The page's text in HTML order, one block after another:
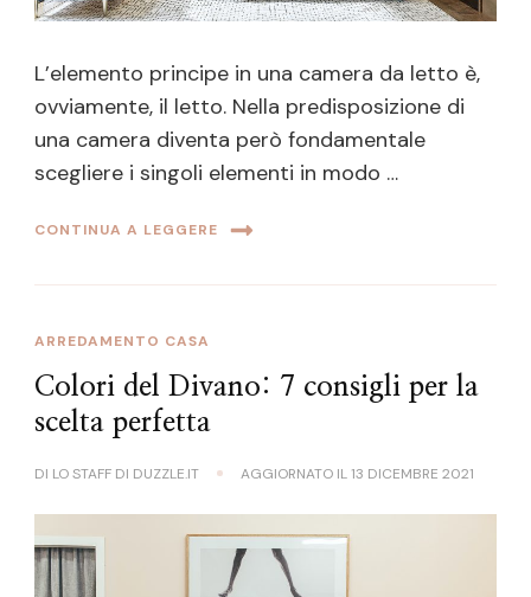
L’elemento principe in una camera da letto è,
ovviamente, il letto. Nella predisposizione di
una camera diventa però fondamentale
scegliere i singoli elementi in modo …
CONTINUA A LEGGERE
ARREDAMENTO CASA
Colori del Divano: 7 consigli per la
scelta perfetta
DI LO STAFF DI DUZZLE.IT AGGIORNATO IL 13 DICEMBRE 2021